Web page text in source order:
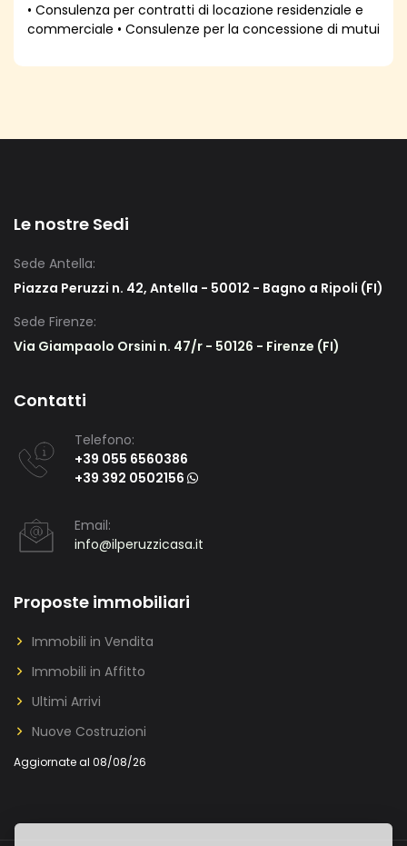
• Consulenza per contratti di locazione residenziale e
commerciale • Consulenze per la concessione di mutui
Le nostre Sedi
Sede Antella:
Piazza Peruzzi n. 42, Antella - 50012 - Bagno a Ripoli (FI)
Sede Firenze:
Via Giampaolo Orsini n. 47/r - 50126 - Firenze (FI)
Contatti
Telefono:
+39 055 6560386
+39 392 0502156
Email:
info@ilperuzzicasa.it
Proposte immobiliari
Immobili in Vendita
Immobili in Affitto
Ultimi Arrivi
Nuove Costruzioni
Aggiornate al 08/08/26